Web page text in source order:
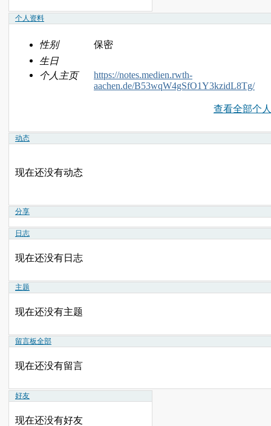
个人资料
性别
保密
生日
个人主页
https://notes.medien.rwth-
aachen.de/B53wqW4gSfO1Y3kzidL8Tg/
查看全部个
动态
现在还没有动态
分享
日志
现在还没有日志
主题
现在还没有主题
留言板全部
现在还没有留言
好友
现在还没有好友